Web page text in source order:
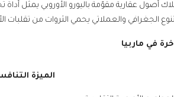
أصول عقارية مقوّمة باليورو الأوروبي يمثل
الجغرافي والعملاتي يحمي الثروات من تقلبات
في ماربيا
الميزة